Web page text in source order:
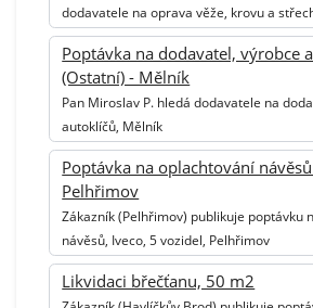
dodavatele na oprava věže, krovu a
Poptávka na dodavatel, výrobce
(Ostatní) - Mělník
Pan Miroslav P. hledá dodavatele na
autoklíčů, Mělník
Poptávka na oplachtování
Pelhřimov
Zákazník (Pelhřimov) publikuje poptávku
návěsů, Iveco, 5 vozidel, Pelhřimov
Likvidaci břečťanu, 50 m2